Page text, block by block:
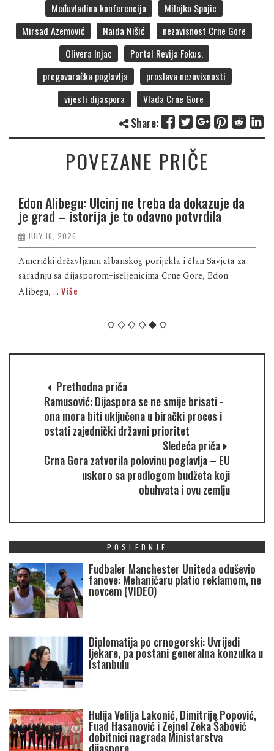
Međuvladina konferencija
Milojko Spajic
Mirsad Azemović
Naida Nišić
nezavisnost Crne Gore
Olivera Injac
Portal Revija Fokus.
pregovaračka poglavlja
proslava nezavisnosti
vijesti dijaspora
Vlada Crne Gore
Share:
POVEZANE PRIČE
Edon Alibegu: Ulcinj ne treba da dokazuje da
je grad – istorija je to odavno potvrdila
JULY 16, 2026
Američki državljanin albanskog porijekla i član Savjeta za
saradnju sa dijasporom–iseljenicima Crne Gore, Edon
Alibegu, ... Više
Prethodna priča
Ramusović: Dijaspora se ne smije brisati -
ona mora biti uključena u birački proces i
ostati zajednički državni prioritet
Sledeća priča
Crna Gora zatvorila polovinu poglavlja – EU
uskoro sa predlogom budžeta koji
obuhvata i ovu zemlju
POSLEDNJE
Fudbaler Manchester Uniteda oduševio
fanove: Mehaničaru platio reklamom, ne
novcem (VIDEO)
Diplomatija po crnogorski: Uvrijedi
ljekare, pa postani generalna konzulka u
Istanbulu
Hulija Velilja Lakonić, Dimitrije Popović,
Fuad Hasanović i Zejnel Zeka Šabović
dobitnici nagrada Ministarstva